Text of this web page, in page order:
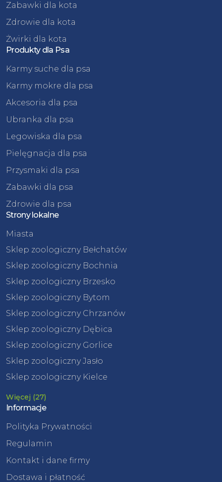
Zabawki dla kota
Zdrowie dla kota
Żwirki dla kota
Produkty dla Psa
Karmy suche dla psa
Karmy mokre dla psa
Akcesoria dla psa
Ubranka dla psa
Legowiska dla psa
Pielęgnacja dla psa
Przysmaki dla psa
Zabawki dla psa
Zdrowie dla psa
Strony lokalne
Miasta
Sklep zoologiczny Bełchatów
Sklep zoologiczny Bochnia
Sklep zoologiczny Brzesko
Sklep zoologiczny Bytom
Sklep zoologiczny Chrzanów
Sklep zoologiczny Dębica
Sklep zoologiczny Gorlice
Sklep zoologiczny Jasło
Sklep zoologiczny Kielce
Więcej (27)
Informacje
Polityka Prywatności
Regulamin
Kontakt i dane firmy
Dostawa i płatność